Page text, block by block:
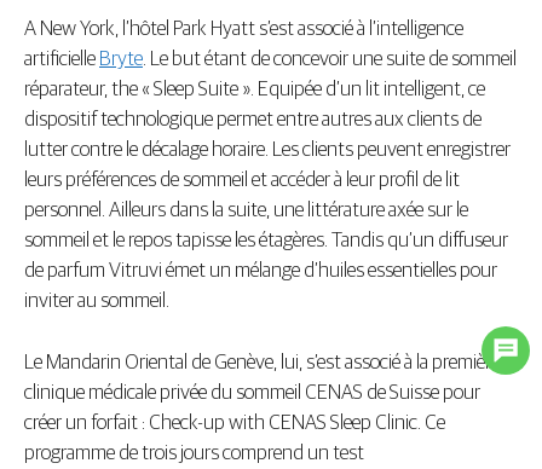
A New York, l’hôtel Park Hyatt s’est associé à l’intelligence
artificielle Bryte. Le but étant de concevoir une suite de sommeil
réparateur, the « Sleep Suite ». Equipée d’un lit intelligent, ce
dispositif technologique permet entre autres aux clients de
lutter contre le décalage horaire. Les clients peuvent enregistrer
leurs préférences de sommeil et accéder à leur profil de lit
personnel. Ailleurs dans la suite, une littérature axée sur le
sommeil et le repos tapisse les étagères. Tandis qu’un diffuseur
de parfum Vitruvi émet un mélange d’huiles essentielles pour
inviter au sommeil.
Le Mandarin Oriental de Genève, lui, s’est associé à la première
clinique médicale privée du sommeil CENAS de Suisse pour
créer un forfait : Check-up with CENAS Sleep Clinic. Ce
programme de trois jours comprend un test